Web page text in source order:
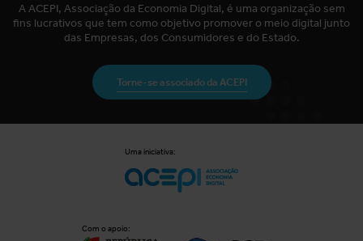
A ACEPI, Associação da Economia Digital, é uma organização sem
fins lucrativos que tem como objetivo promover o meio digital junto
das Empresas, dos Consumidores e do Estado.
Torne-se associado da ACEPI
Uma iniciativa:
Com o apoio: